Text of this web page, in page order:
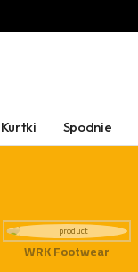
Kurtki Spodnie
WRK Footwear